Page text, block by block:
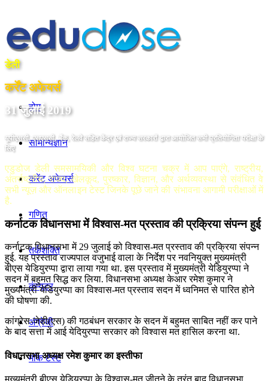
होम
सामान्यज्ञान
करेंट अफेयर्स
गणित
तर्कशक्ति
कंप्यूटर
अंग्रेजी
मॉक टेस्ट
डेली
कर्रेंट अफेयर्स
31 जुलाई 2019
यूपीएससी, एसएससी, बैंक, रेलवे सहित केंद्र एबं राज्य सरकारों द्वारा आयोजित सभी प्रतियोगिता परीक्षा के
लिए
एडुडोज डेली समसामयिकी और विश्व घटना चक्र में आप पाएंगे, राष्ट्रीय,
अंतर्राष्ट्रीय, राज्य, खेलकूद, पुरष्कार, विज्ञान, और अर्थव्यवस्था से संवंधित वे
सभी न्यूज़ और ऑनलाइन टेस्ट जिनके पूछे जाने की संभावना आगामी परीक्षाओं में
है.
कर्नाटक विधानसभा में विश्वास-मत प्रस्ताव की प्रक्रिया संपन्न हुई
कर्नाटक विधानसभा में 29 जुलाई को विश्वास-मत प्रस्ताव की प्रक्रिया संपन्न
हुई. यह प्रस्ताव राज्यपाल वजुभाई वाला के निर्देश पर नवनियुक्त मुख्यमंत्री
बीएस येडियुरप्पा द्वारा लाया गया था. इस प्रस्ताव में मुख्यमंत्री येडियुरप्पा ने
सदन में बहुमत सिद्ध कर लिया. विधानसभा अध्यक्ष केआर रमेश कुमार ने
मुख्यमंत्री येडियुरप्पा का विश्वास-मत प्रस्ताव सदन में ध्वनिमत से पारित होने
की घोषणा की.
कांग्रेस-जेडी(एस) की गठबंधन सरकार के सदन में बहुमत साबित नहीं कर पाने
के बाद सत्ता में आई येदियुरप्पा सरकार को विश्वास मत हासिल करना था.
विधानसभा अध्यक्ष रमेश कुमार का इस्तीफा
मुख्यमंत्री बीएस येडियुरप्पा के विश्वास-मत जीतने के तुरंत बाद विधानसभा